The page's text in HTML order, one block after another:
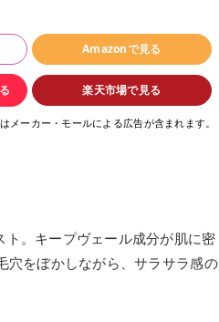
Amazonで見る
楽天市場で見る
ーカー・モールによる広告が含まれます。
。キープヴェール成分が肌に密
穴をぼかしながら、サラサラ感の